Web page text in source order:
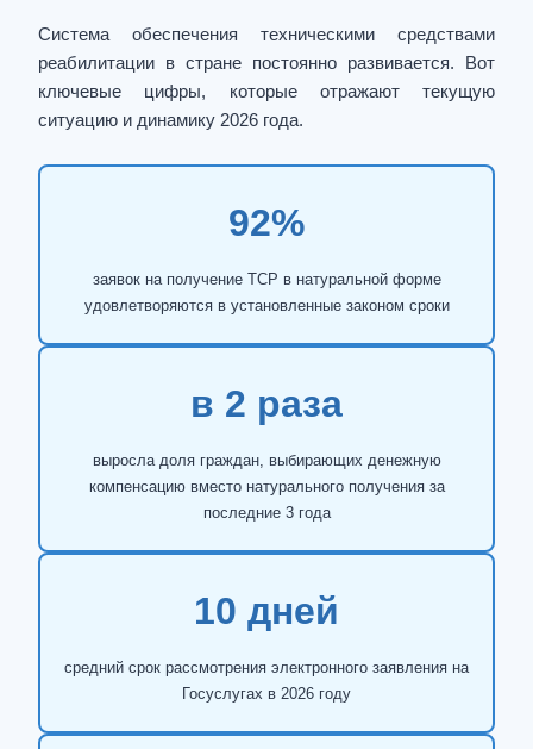
Система обеспечения техническими средствами
реабилитации в стране постоянно развивается. Вот
ключевые цифры, которые отражают текущую
ситуацию и динамику 2026 года.
92%
заявок на получение ТСР в натуральной форме
удовлетворяются в установленные законом сроки
в 2 раза
выросла доля граждан, выбирающих денежную
компенсацию вместо натурального получения за
последние 3 года
10 дней
средний срок рассмотрения электронного заявления на
Госуслугах в 2026 году